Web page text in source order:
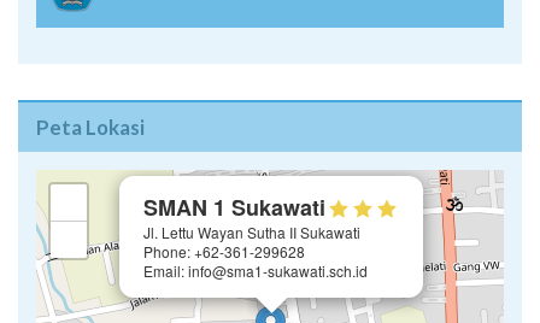
Peta Lokasi
SMAN 1 Sukawati
Jl. Lettu Wayan Sutha II Sukawati
Phone: +62-361-299628
Email: info@sma1-sukawati.sch.id